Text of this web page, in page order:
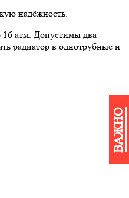
ВАЖНО
надёжность.
16 атм. Допустимы два
радиатор в однотрубные и